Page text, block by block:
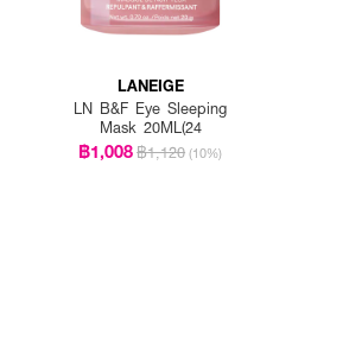
LANEIGE
LN B&F Eye Sleeping
Mask 20ML(24
฿1,008฿1,120 (10%)